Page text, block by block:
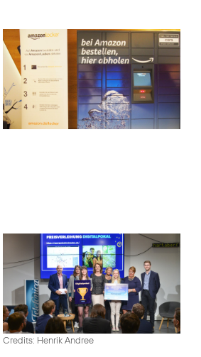
Credits: Henrik Andree